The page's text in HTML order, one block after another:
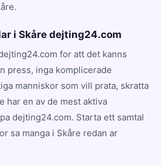
i Skåre dejting24.com
for att det kanns
press, inga komplicerade
manniskor som vill prata, skratta
har en av de mest aktiva
dejting24.com. Starta ett samtal
sa manga i Skåre redan ar